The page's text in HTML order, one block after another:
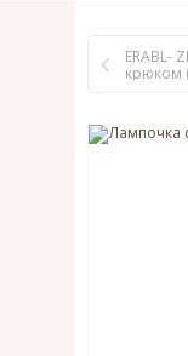
ERABL-
крюком